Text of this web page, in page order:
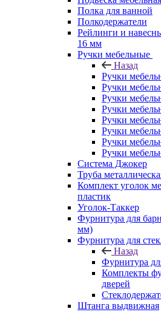
Полка для ванной
Полкодержатели
Рейлинги и
16 мм
Ручки мебельные
Назад
Ручки
Ручки
Ручки
Ручки
Ручки
Ручки
Ручки
Ручки
Система Джокер
Труба
Комплект уголок
пластик
Уголок-Таккер
Фурнитура для
мм)
Фурнитура для
Назад
Фурнитура
Комплекты
дверей
Штанга выдвижная